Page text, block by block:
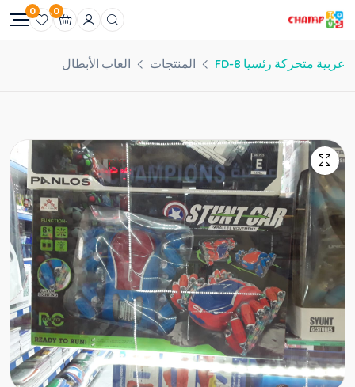
0
0
عربية متحركة رئسيا FD-8 المنتجات العاب الأبطال